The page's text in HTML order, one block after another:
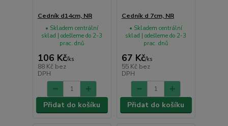
Cedník d14cm, NR
106 Kč/ks
88 Kč bez
DPH
• Skladem centrální
sklad | odešleme do 2-3
prac. dnů
Přidat do košíku
Cedník d 7cm, NR
67 Kč/ks
55 Kč bez
DPH
• Skladem centrální
sklad | odešleme do 2-3
prac. dnů
Přidat do košíku